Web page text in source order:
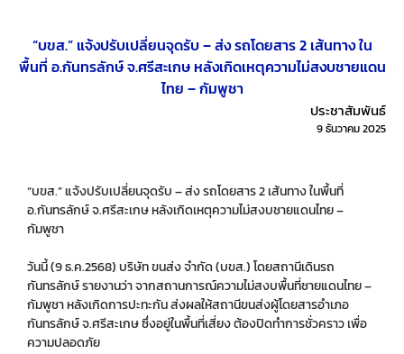
“บขส.” แจ้งปรับเปลี่ยนจุดรับ – ส่ง รถโดยสาร 2 เส้นทาง ใน
พื้นที่ อ.กันทรลักษ์ จ.ศรีสะเกษ หลังเกิดเหตุความไม่สงบชายแดน
ไทย – กัมพูชา
ประชาสัมพันธ์
9 ธันวาคม 2025
“บขส.” แจ้งปรับเปลี่ยนจุดรับ – ส่ง รถโดยสาร 2 เส้นทาง ในพื้นที่
อ.กันทรลักษ์ จ.ศรีสะเกษ หลังเกิดเหตุความไม่สงบชายแดนไทย –
กัมพูชา
วันนี้ (9 ธ.ค.2568) บริษัท ขนส่ง จำกัด (บขส.) โดยสถานีเดินรถ
กันทรลักษ์ รายงานว่า จากสถานการณ์ความไม่สงบพื้นที่ชายแดนไทย –
กัมพูชา หลังเกิดการปะทะกัน ส่งผลให้สถานีขนส่งผู้โดยสารอำเภอ
กันทรลักษ์ จ.ศรีสะเกษ ซึ่งอยู่ในพื้นที่เสี่ยง ต้องปิดทำการชั่วคราว เพื่อ
ความปลอดภัย